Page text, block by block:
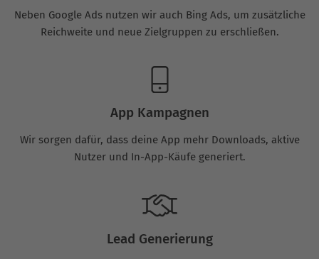
Neben Google Ads nutzen wir auch Bing Ads, um zusätzliche
Reichweite und neue Zielgruppen zu erschließen.
App Kampagnen
Wir sorgen dafür, dass deine App mehr Downloads, aktive
Nutzer und In-App-Käufe generiert.
Lead Generierung